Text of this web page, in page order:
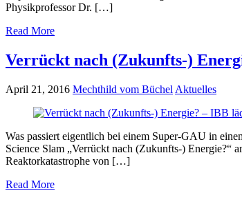
Physikprofessor Dr. […]
Read More
Verrückt nach (Zukunfts-)
April 21, 2016 Mechthild vom Büchel Aktuelles
Was passiert eigentlich bei einem Super-GAU in
Science Slam „Verrückt nach (Zukunfts-) Energie?“
Reaktorkatastrophe von […]
Read More